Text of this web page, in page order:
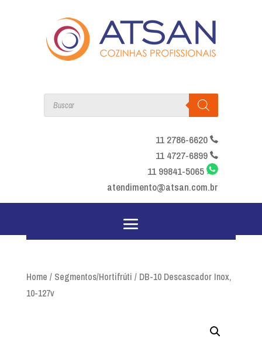
Products
search
11 2786-6620
11 4727-6899
11 99841-5065
atendimento@atsan.com.br
Home / Segmentos/Hortifrúti / DB-10 Descascador Inox,
10-127v